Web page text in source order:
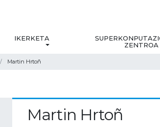
IKERKETA
ZENTROA
Martin Hrtoñ
Martin Hrtoñ